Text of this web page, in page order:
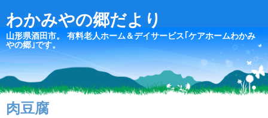
わかみやの郷だより
山形県酒田市。 有料老人ホーム＆デイサービス｢ケアホームわかみ
やの郷｣です。
肉豆腐